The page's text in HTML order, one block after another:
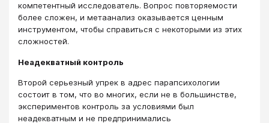
компетентный исследователь. Вопрос повторяемости
более сложен, и метаанализ оказывается ценным
инструментом, чтобы справиться с некоторыми из этих
сложностей.
Неадекватный контроль
Второй серьезный упрек в адрес парапсихологии
состоит в том, что во многих, если не в большинстве,
экспериментов контроль за условиями был
неадекватным и не предпринимались